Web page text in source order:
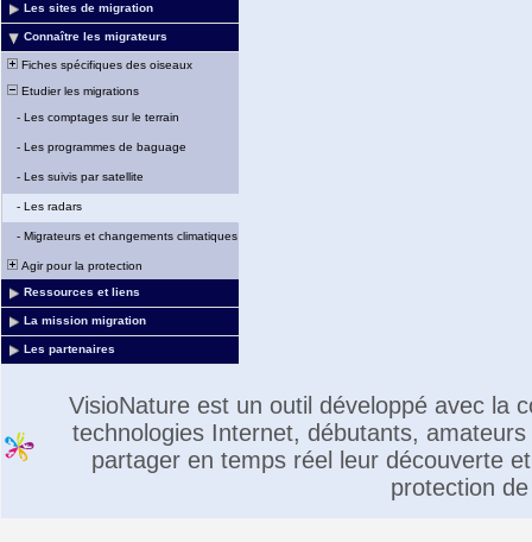
Les sites de migration
Connaître les migrateurs
Fiches spécifiques des oiseaux
Etudier les migrations
- Les comptages sur le terrain
- Les programmes de baguage
- Les suivis par satellite
- Les radars
- Migrateurs et changements climatiques
Agir pour la protection
Ressources et liens
La mission migration
Les partenaires
VisioNature est un outil développé avec la
technologies Internet, débutants,
partager en temps réel leur découverte
protection